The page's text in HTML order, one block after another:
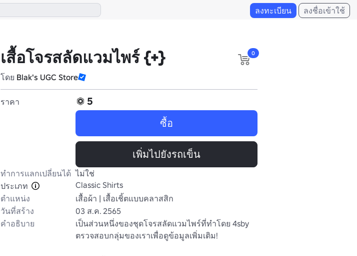
ลงทะเบียน ลงชื่อเข้าใช้
เสื้อโจรสลัดแวมไพร์ {+}
โดย Blak's UGC Store
0
ราคา
5
ซื้อ
เพิ่มไปยังรถเข็น
ทำการแลกเปลี่ยนได้ ไม่ใช่
ประเภท
Classic Shirts
ตำแหน่ง
เสื้อผ้า | เสื้อเชิ้ตแบบคลาสสิก
วันที่สร้าง
03 ส.ค. 2565
คำอธิบาย
เป็นส่วนหนึ่งของชุดโจรสลัดแวมไพร์ที่ทําโดย 4sby
ตรวจสอบกลุ่มของเราเพื่อดูข้อมูลเพิ่มเติม!